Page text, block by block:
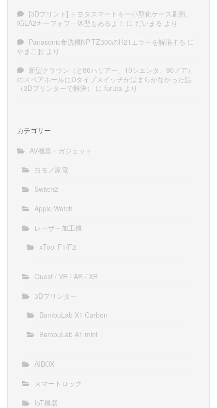
[3Dプリント] トヨタスマートキー小型化ケース刷新、
IGLA2キーフォブ一体型もあるよ！ に だいまる より
Panasonic食洗機NP-TZ300のH21エラーを解消する に
やまこお より
新型クラウン（と80ハリアー、10シエンタ、90ノア）
のスペアホールにDタイプスイッチがはまらかなかった話
（3Dプリンターで解決）
に furuta より
カテゴリー
AV機器・ガジェット
白モノ家電
Switch2
Apple Watch
レーザー加工機
xTool F1/F2
Quest / VR / AR / XR
3Dプリンター
BambuLab X1 Carbon
BambuLab A1 mini
AIBOX
スマートロック
IoT機器